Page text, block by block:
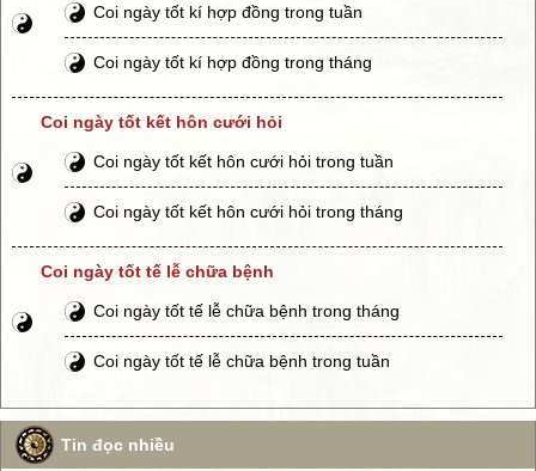
Coi ngày tốt kí hợp đồng trong tuần
Coi ngày tốt kí hợp đồng trong tháng
Coi ngày tốt kết hôn cưới hỏi
Coi ngày tốt kết hôn cưới hỏi trong tuần
Coi ngày tốt kết hôn cưới hỏi trong tháng
Coi ngày tốt tế lễ chữa bệnh
Coi ngày tốt tế lễ chữa bệnh trong tháng
Coi ngày tốt tế lễ chữa bệnh trong tuần
Tin đọc nhiều